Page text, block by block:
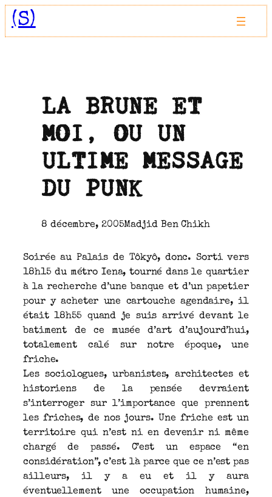
Aller
au(S)
LA BRUNE ET
MOI, OU UN
ULTIME MESSAGE
DU PUNK
8 décembre, 2005Madjid Ben Chikh
Soirée au Palais de Tôkyô, donc. Sorti vers
18h15 du métro Iena, tourné dans le quartier
à la recherche d’une banque et d’un papetier
pour y acheter une cartouche agendaire, il
était 18h55 quand je suis arrivé devant le
batiment de ce musée d’art d’aujourd’hui,
totalement calé sur notre époque, une
friche.
Les sociologues, urbanistes, architectes et
historiens de la pensée devraient
s’interroger sur l’importance que prennent
les friches, de nos jours. Une friche est un
territoire qui n’est ni en devenir ni même
chargé de passé. C’est un espace “en
considération”, c’est là parce que ce n’est pas
ailleurs, il y a eu et il y aura
éventuellement une occupation humaine,